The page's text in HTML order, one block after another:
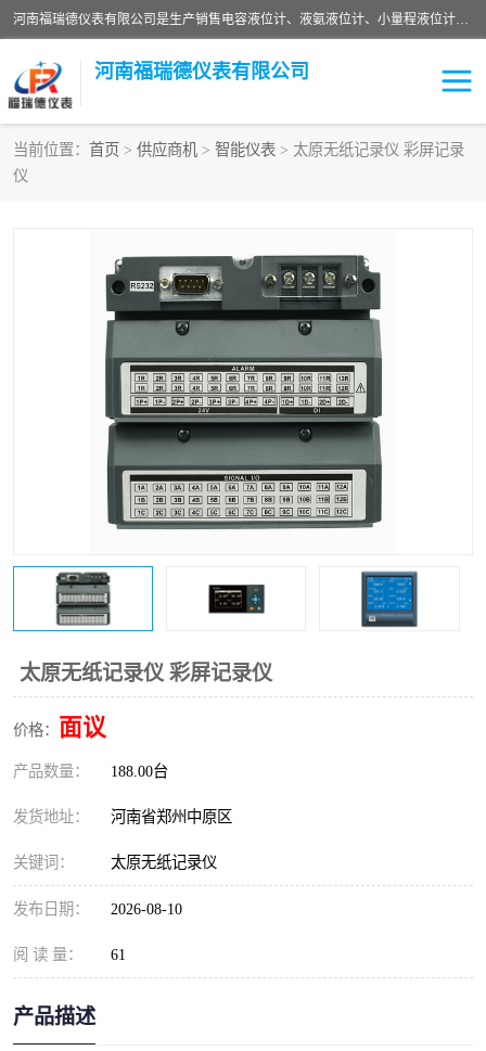
河南福瑞德仪表有限公司是生产销售电容液位计、液氨液位计、小量程液位计定制、智能锅炉水位计、液氮液位计等；并在产品开发、研制的过程中，吸取国内外仪器仪表的技术精华，建立了一支高、精、尖的科研开发队伍，使产品性能不断升级。
河南福瑞德仪表有限公司
当前位置： 首页 > 供应商机 > 智能仪表 > 太原无纸记录仪 彩屏记录
仪
太原无纸记录仪 彩屏记录仪
价格： 面议
产品数量： 188.00台
发货地址： 河南省郑州中原区
关键词： 太原无纸记录仪
发布日期： 2026-08-10
阅 读 量： 61
产品描述
液氮液位计
差压变送器 液位计传感器定制
物位计
油量传感器
温度变送器 锅炉水位计
流量仪表 加油站液位仪